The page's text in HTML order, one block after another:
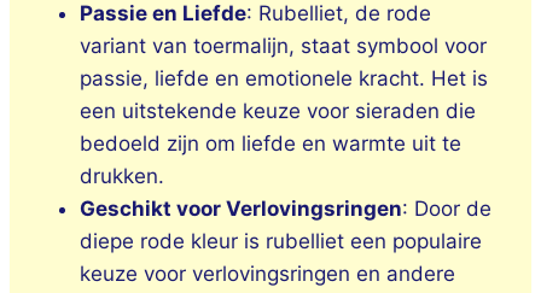
Passie en Liefde: Rubelliet, de rode
variant van toermalijn, staat symbool voor
passie, liefde en emotionele kracht. Het is
een uitstekende keuze voor sieraden die
bedoeld zijn om liefde en warmte uit te
drukken.
Geschikt voor Verlovingsringen: Door de
diepe rode kleur is rubelliet een populaire
keuze voor verlovingsringen en andere